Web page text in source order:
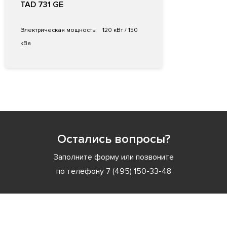
TAD 731 GE
Электрическая мощность:
120 кВт / 150
кВа
Остались вопросы?
Заполните форму или позвоните
по телефону 7 (495) 150-33-48